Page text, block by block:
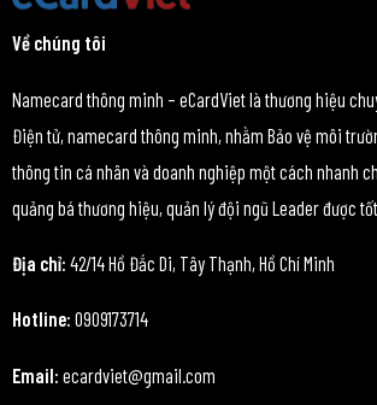
Về chúng tôi
Namecard thông minh – eCardViet là thương hiệu
Điện tử, namecard thông minh, nhằm Bảo vệ môi
thông tin cá nhân và doanh nghiệp một cách nhanh
quảng bá thương hiệu, quản lý đội ngũ Leader được
Địa chỉ: 42/14 Hồ Đắc Di, Tây Thạnh, Hồ Chí Minh
Hotline: 0909173714
Email: ecardviet@gmail.com